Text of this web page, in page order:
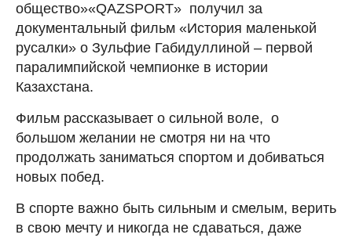
общество»«QAZSPORT» получил за
документальный фильм «История маленькой
русалки» о Зульфие Габидуллиной – первой
паралимпийской чемпионке в истории
Казахстана.
Фильм рассказывает о сильной воле, о
большом желании не смотря ни на что
продолжать заниматься спортом и добиваться
новых побед.
В спорте важно быть сильным и смелым, верить
в свою мечту и никогда не сдаваться, даже